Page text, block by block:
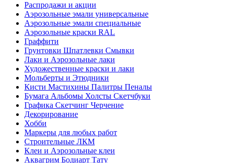
Распродажи и акции
Аэрозольные эмали универсальные
Аэрозольные эмали специальные
Аэрозольные краски RAL
Граффити
Грунтовки Шпатлевки Смывки
Лаки и Аэрозольные лаки
Художественные краски и лаки
Мольберты и Этюдники
Кисти Мастихины Палитры Пеналы
Бумага Альбомы Холсты Скетчбуки
Графика Скетчинг Черчение
Декорирование
Хобби
Маркеры для любых работ
Строительные ЛКМ
Клеи и Аэрозольные клеи
Аквагрим Бодиарт Тату